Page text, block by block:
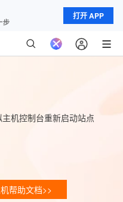
打开 APP
机控制台重新启动站点
帮助文档>>